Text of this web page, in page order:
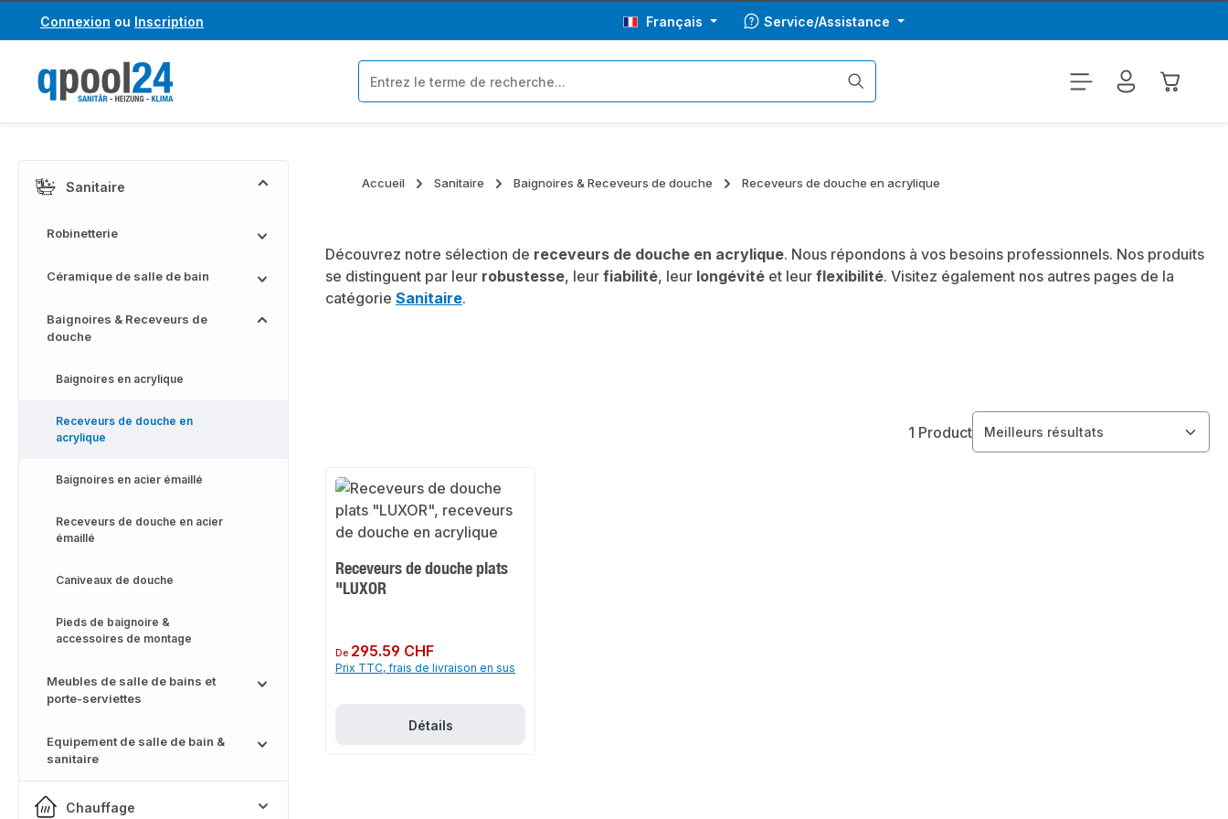
au contenu principal
Passer à la recherche
Connexion ou Inscription Français Service/Assistance
Le
Sanitaire
Robinetterie
Céramique de salle de bain
Baignoires & Receveurs de
douche
Baignoires en acrylique
Receveurs de douche en
acrylique
Baignoires en acier émaillé
Receveurs de douche en acier
émaillé
Caniveaux de douche
Pieds de baignoire &
accessoires de montage
Meubles de salle de bains et
porte-serviettes
Equipement de salle de bain &
sanitaire
Chauffage
Accueil Sanitaire Baignoires & Receveurs de douche Receveurs de douche en acrylique
Découvrez notre sélection de receveurs de douche en acrylique. Nous répondons à vos besoins professionnels. Nos produits
se distinguent par leur robustesse, leur fiabilité, leur longévité et leur flexibilité. Visitez également nos autres pages de la
catégorie Sanitaire.
1 Product
Receveurs de douche plats
"LUXOR
Prix régulier :
De 295.59 CHF
Prix TTC, frais de livraison en sus
Détails